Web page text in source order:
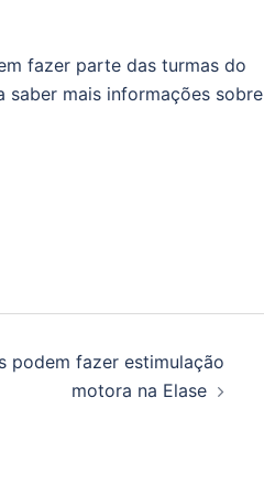
fazer parte das turmas do
saber mais informações
podem fazer estimulação
motora na Elase